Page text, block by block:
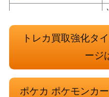
【SV4a 333/190】
トレカ買取強化タ
ージ
ポケカ ポケモンカ